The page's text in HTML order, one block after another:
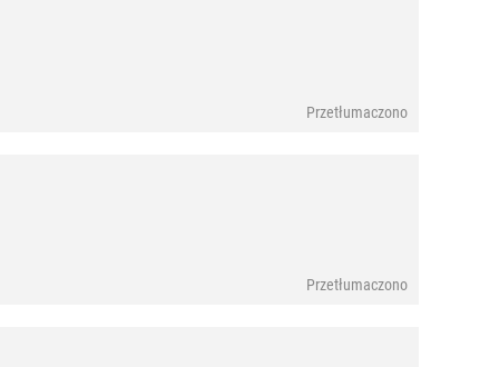
Przetłumaczono
Przetłumaczono